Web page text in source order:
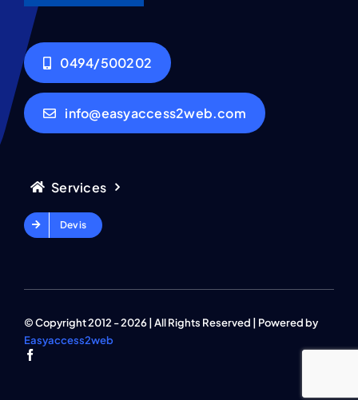
0494/500202
info@easyaccess2web.com
Services
Devis
© Copyright 2012 - 2026 | All Rights Reserved | Powered by
Easyaccess2web